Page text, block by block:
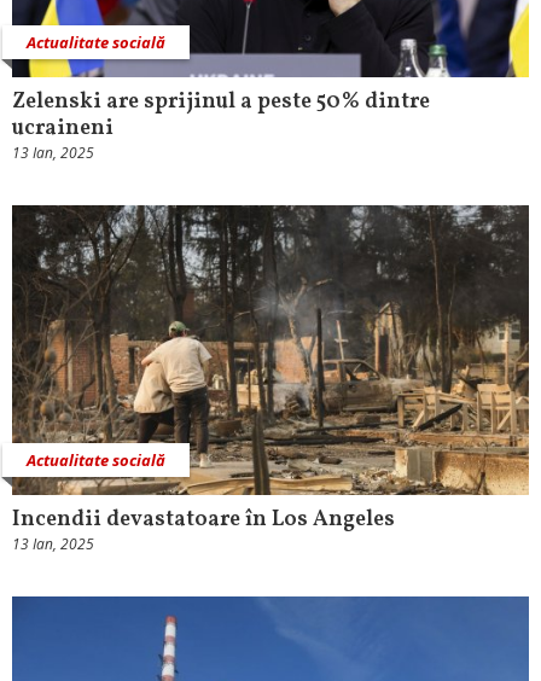
Actualitate socială
Zelenski are sprijinul a peste 50% dintre
ucraineni
13 Ian, 2025
Actualitate socială
Incendii devastatoare în Los Angeles
13 Ian, 2025